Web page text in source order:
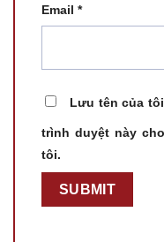
Email *
Lưu tên của
trình duyệt này
tôi.